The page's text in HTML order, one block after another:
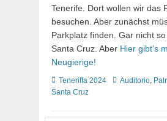
Tenerife. Dort wollen wir das
besuchen. Aber zunächst
Parkplatz finden. Gar nicht
Santa Cruz. Aber Hier gibt’s
Neugierige!
Kategorien
Teneriffa 2024 Schlagworte
Auditorio,
Santa Cruz